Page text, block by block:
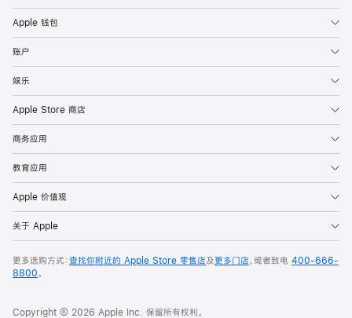
Apple 钱包
账户
娱乐
Apple Store 商店
商务应用
教育应用
Apple 价值观
关于 Apple
更多选购方式：查找你附近的 Apple Store 零售店及更多门店，或者致电 400-666-
8800。
Copyright © 2026 Apple Inc. 保留所有权利。